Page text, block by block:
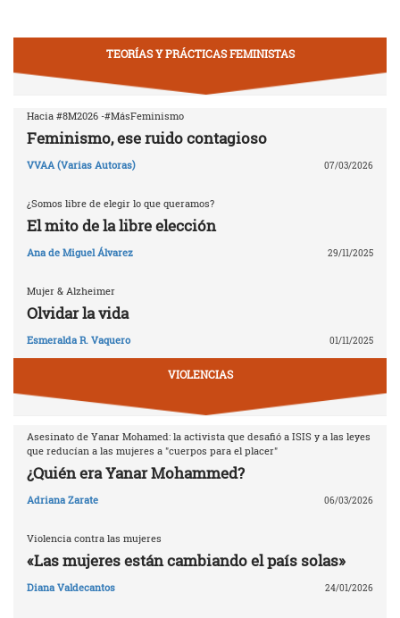
TEORÍAS Y PRÁCTICAS FEMINISTAS
Hacia #8M2026 -#MásFeminismo
Feminismo, ese ruido contagioso
VVAA (Varias Autoras) 07/03/2026
¿Somos libre de elegir lo que queramos?
El mito de la libre elección
Ana de Miguel Álvarez 29/11/2025
Mujer & Alzheimer
Olvidar la vida
Esmeralda R. Vaquero 01/11/2025
VIOLENCIAS
Asesinato de Yanar Mohamed: la activista que desafió a ISIS y a las leyes
que reducían a las mujeres a "cuerpos para el placer"
¿Quién era Yanar Mohammed?
Adriana Zarate 06/03/2026
Violencia contra las mujeres
«Las mujeres están cambiando el país solas»
Diana Valdecantos 24/01/2026